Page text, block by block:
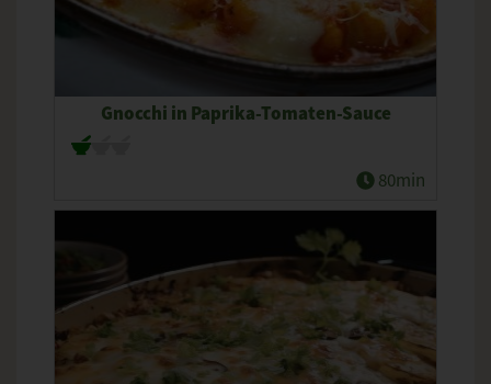
Gnocchi in Paprika-Tomaten-Sauce
80min